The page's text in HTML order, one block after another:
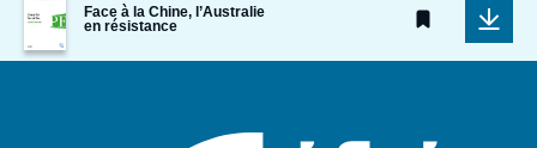
de
couverture
de
Face à la Chine, l’Australie
en résistance